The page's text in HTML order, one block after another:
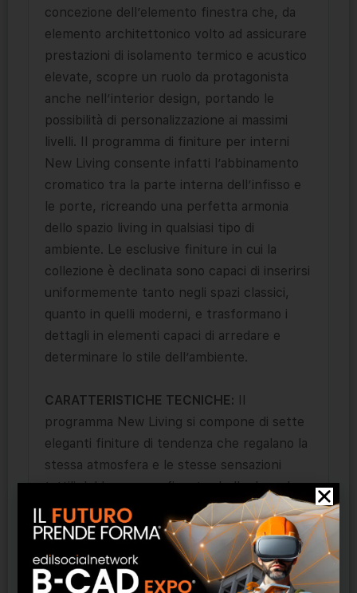
concezione dell’elemento finestra che, da
elemento architettonico volto ad assicurare
prestazioni di isolamento termico e acustico
elevate, scopre un ruolo da protagonista
anche nell’interior design, portando le
possibilità di personalizzazione ai massimi
livelli. Il programma di finiture per interni
New Living consente infatti l’abbinamento
cromatico tra la parte interna dell’infisso e
le porte, ricreando una perfetta armonia
dello spazio living in qualsiasi tipo di
ambiente. Le esclusive finiture in cui la
collezione è declinata sono capaci di inserirsi
uniformemente tanto negli spazi classici,
quanto in quelli moderni, e trasformano i
dettagli in elementi capaci di arredare e
determinare lo stile dell’ambiente.
CARATTERISTICHE TECNICHE:
programma New Living si compone di sette
eleganti finiture di tendenza che regalano la
stessa atmosfera e le stesse sensazioni
tattili del legno, per finestre belle da vedere
e da toccare. La collezione è disponibile
nelle seguenti pellicole: Andersen Pine
White, Magellan Ice, Olmo scuro, Malaga
Cherry Truffle, Veralinga Oak 19, Rovere